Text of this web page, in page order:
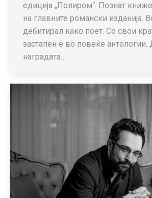
едиција „Полиром“. Познат
на главните романски изданија.
дебитирал како поет. Со свои
застапен е во повеќе
наградата…